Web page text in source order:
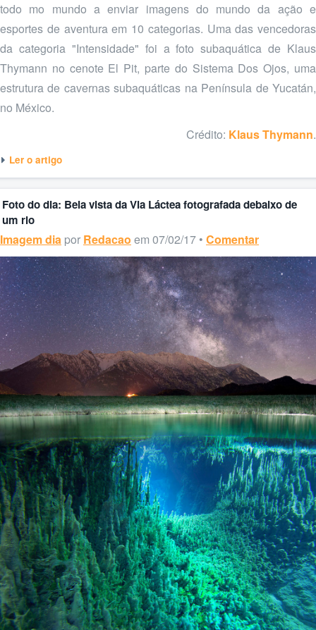
todo mo mundo a enviar imagens do mundo da ação e
esportes de aventura em 10 categorias. Uma das vencedoras
da categoria "Intensidade" foi a foto subaquática de Klaus
Thymann no cenote El Pit, parte do Sistema Dos Ojos, uma
estrutura de cavernas subaquáticas na Península de Yucatán,
no México.
Crédito: Klaus Thymann.
Ler o artigo
Foto do dia: Bela vista da Via Láctea fotografada debaixo de
um rio
Imagem dia por Redacao em 07/02/17 • Comentar